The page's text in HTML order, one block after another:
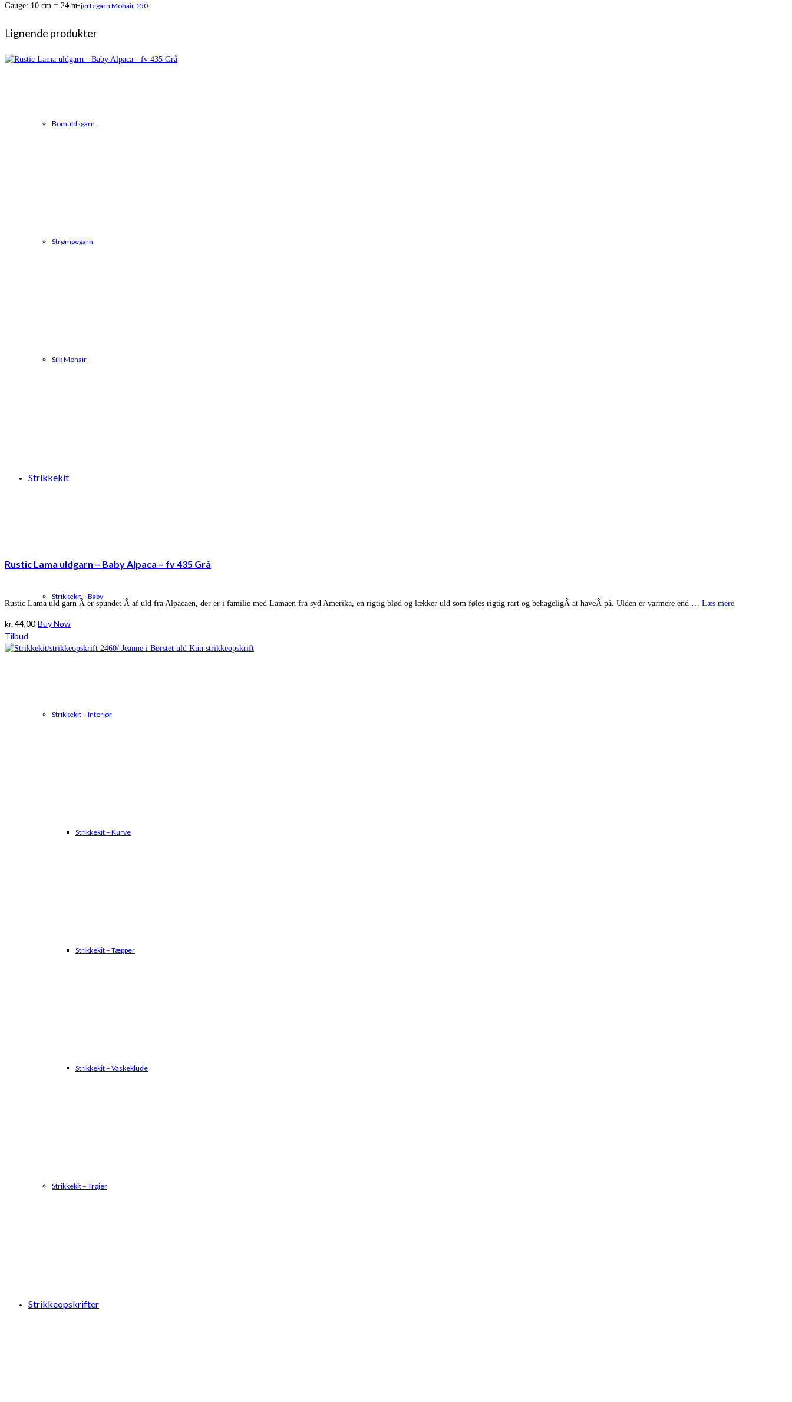
Hjertegarn Mohair 150
Bomuldsgarn
Strømpegarn
Silk Mohair
Strikkekit
Strikkekit – Baby
Strikkekit – Interiør
Strikkekit – Kurve
Strikkekit – Tæpper
Strikkekit – Vaskeklude
Strikkekit – Trøjer
Strikkeopskrifter
Gauge: 10 cm = 24 m
Lignende produkter
Rustic Lama uldgarn – Baby Alpaca – fv 435 Grå
Rustic Lama uld garn Â er spundet Â af uld fra Alpacaen, der er i familie med Lamaen fra syd Amerika, en rigtig blød og lækker uld som føles rigtig rart og behageligÂ at haveÂ på. Ulden er varmere end … Læs mere
kr.44,00 Buy Now
Tilbud